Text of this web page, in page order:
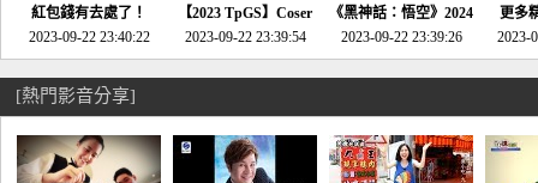
紅包錢有去處了！
SEGA春節特賣 超過85
款遊戲打到骨折-電玩
宅速配20230119
2023-09-22 23:40:22
【2023 TpGS】Coser
和Show Girl搶先看！
直擊展前記者會-電玩
2023-09-22 23:39:54
《黑神話：悟空》2024
年夏季推出！確定不會
延期齁？-電玩宅速配
2023-09-22 23:39:26
更多
《來
金鄉
2023-
[熱門影音分享]